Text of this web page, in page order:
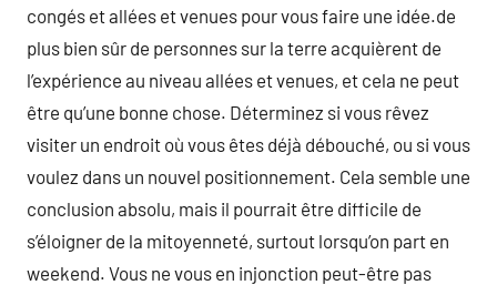
congés et allées et venues pour vous faire une idée.de
plus bien sûr de personnes sur la terre acquièrent de
l’expérience au niveau allées et venues, et cela ne peut
être qu’une bonne chose. Déterminez si vous rêvez
visiter un endroit où vous êtes déjà débouché, ou si vous
voulez dans un nouvel positionnement. Cela semble une
conclusion absolu, mais il pourrait être difficile de
s’éloigner de la mitoyenneté, surtout lorsqu’on part en
weekend. Vous ne vous en injonction peut-être pas